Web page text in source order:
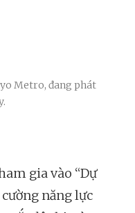
Metro, đang phát
gia vào “Dự
năng lực